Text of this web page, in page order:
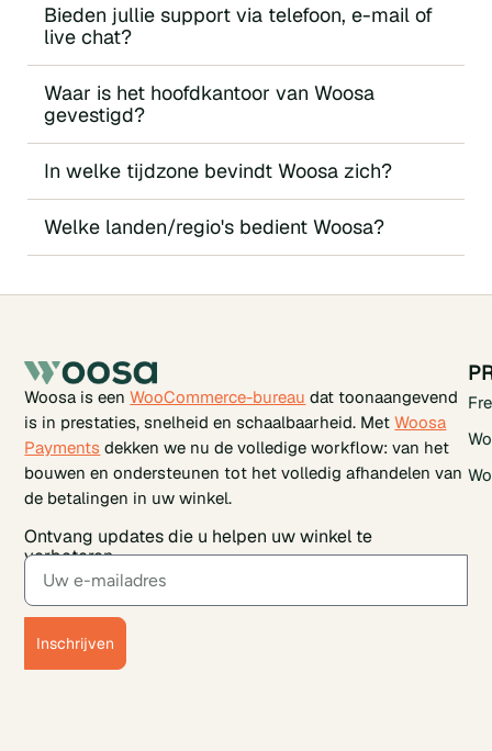
Bieden jullie support via telefoon, e-mail of
live chat?
Waar is het hoofdkantoor van Woosa
gevestigd?
In welke tijdzone bevindt Woosa zich?
Welke landen/regio's bedient Woosa?
Woosa is eenWooCommerce-bureau dat toonaangevend
is in prestaties, snelheid en schaalbaarheid. MetWoosa
Payments dekken we nu de volledige workflow: van het
bouwen en ondersteunen tot het volledig afhandelen van
de betalingen in uw winkel.
Ontvang updates die u helpen uw winkel te
verbeteren.
Inschrijven